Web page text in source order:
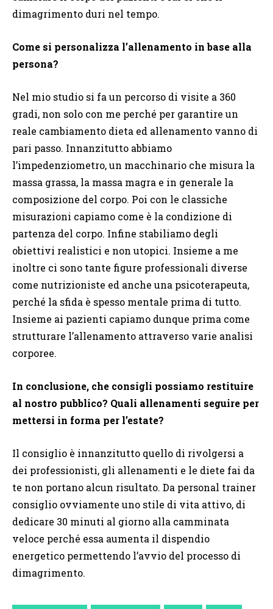
dimagrimento duri nel tempo.
Come si personalizza l’allenamento in base alla
persona?
Nel mio studio si fa un percorso di visite a 360
gradi, non solo con me perché per garantire un
reale cambiamento dieta ed allenamento vanno di
pari passo. Innanzitutto abbiamo
l’impedenziometro, un macchinario che misura la
massa grassa, la massa magra e in generale la
composizione del corpo. Poi con le classiche
misurazioni capiamo come è la condizione di
partenza del corpo. Infine stabiliamo degli
obiettivi realistici e non utopici. Insieme a me
inoltre ci sono tante figure professionali diverse
come nutrizioniste ed anche una psicoterapeuta,
perché la sfida è spesso mentale prima di tutto.
Insieme ai pazienti capiamo dunque prima come
strutturare l’allenamento attraverso varie analisi
corporee.
In conclusione, che consigli possiamo restituire
al nostro pubblico? Quali allenamenti seguire per
mettersi in forma per l’estate?
Il consiglio è innanzitutto quello di rivolgersi a
dei professionisti, gli allenamenti e le diete fai da
te non portano alcun risultato. Da personal trainer
consiglio ovviamente uno stile di vita attivo, di
dedicare 30 minuti al giorno alla camminata
veloce perché essa aumenta il dispendio
energetico permettendo l’avvio del processo di
dimagrimento.